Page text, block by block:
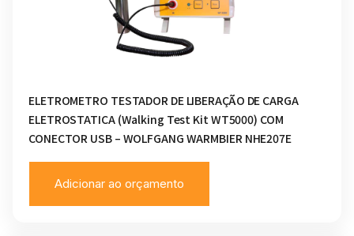
ELETROMETRO TESTADOR DE LIBERAÇÃO DE CARGA
ELETROSTATICA (Walking Test Kit WT5000) COM
CONECTOR USB – WOLFGANG WARMBIER NHE207E
Adicionar ao orçamento